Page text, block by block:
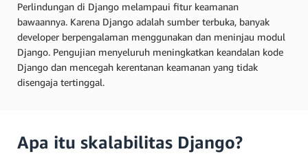
Perlindungan di Django melampaui fitur keamanan
bawaannya. Karena Django adalah sumber terbuka, banyak
developer berpengalaman menggunakan dan meninjau modul
Django. Pengujian menyeluruh meningkatkan keandalan kode
Django dan mencegah kerentanan keamanan yang tidak
disengaja tertinggal.
Apa itu skalabilitas Django?